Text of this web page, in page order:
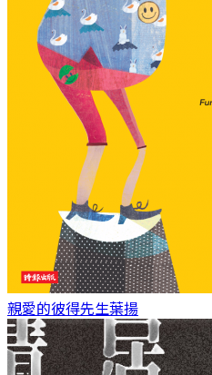
親愛的彼得先生葉揚